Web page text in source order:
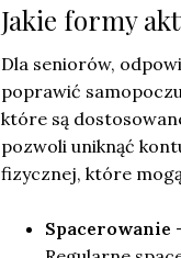
Jakie formy
Dla seniorów,
poprawić
które są
pozwoli uniknąć
fizycznej, które
Spacerowanie